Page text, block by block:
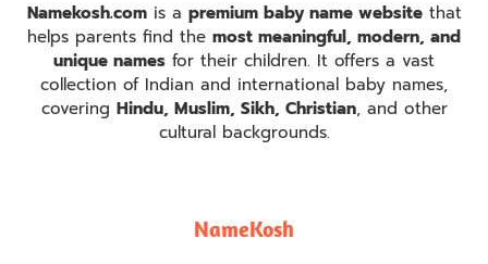
Namekosh.comis a premium baby name websitethat
helps parents find the most meaningful, modern, and
unique names for their children. It offers a vast
collection of Indian and international baby names,
covering Hindu, Muslim, Sikh, Christian, and other
cultural backgrounds.
NameKosh